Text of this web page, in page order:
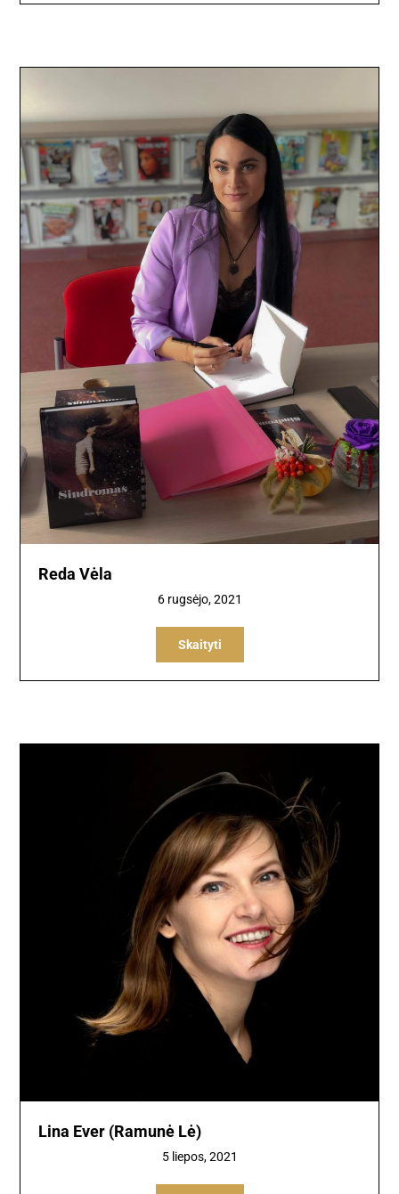
Reda Vėla
6 rugsėjo, 2021
Skaityti
Lina Ever (Ramunė Lė)
5 liepos, 2021